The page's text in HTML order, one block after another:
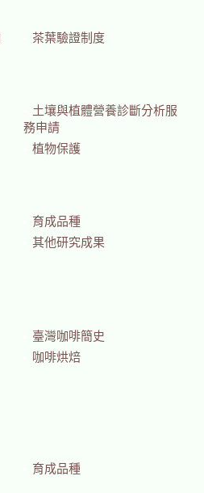
茶葉驗證制度
土壤與植體營養診斷分析服
務申請
植物保護
育成品種
其他研究成果
臺灣咖啡簡史
咖啡烘焙
育成品種